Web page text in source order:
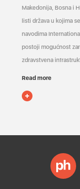
Makedonija, Bosna i
listi država u kojima
navodima
postoji mogućnost
zdravstvena
Read more